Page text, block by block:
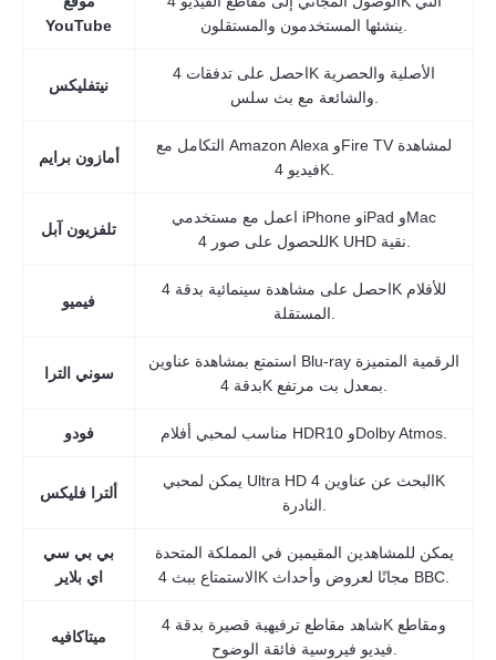
YouTube
ينشئها المستخدمون والمستقلون.
نيتفليكس
احصل على تدفقات 4K الأصلية والحصرية
والشائعة مع بث سلس.
أمازون برايم
التكامل مع Amazon Alexa وFire TV لمشاهدة
فيديو 4K.
تلفزيون آبل
اعمل مع مستخدمي iPhone وiPad وMac
للحصول على صور 4K UHD نقية.
فيميو
احصل على مشاهدة سينمائية بدقة 4K للأفلام
المستقلة.
سوني الترا
استمتع بمشاهدة عناوين Blu-ray الرقمية المتميزة
بدقة 4K بمعدل بت مرتفع.
فودو مناسب لمحبي أفلام HDR10 وDolby Atmos.
ألترا فليكس
يمكن لمحبي Ultra HD البحث عن عناوين 4K
النادرة.
بي بي سي
اي بلاير
يمكن للمشاهدين المقيمين في المملكة المتحدة
الاستمتاع ببث 4K مجانًا لعروض وأحداث BBC.
ميتاكافيه
شاهد مقاطع ترفيهية قصيرة بدقة 4K ومقاطع
فيديو فيروسية فائقة الوضوح.